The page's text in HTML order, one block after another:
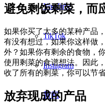
YouTube
TikTok
Instagram
新闻
避免剩饭剩菜，而
如果你买了太多的某种产品
有没有想过，如果你这样做
外？如果你有剩余的食物，
使用剩菜的食谱想法。因此
收了所有的剩菜，你可以节省
放弃现成的产品